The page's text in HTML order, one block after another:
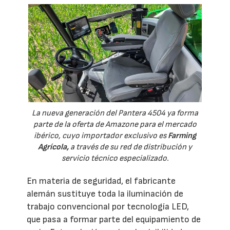
La nueva generación del Pantera 4504 ya forma
parte de la oferta de Amazone para el mercado
ibérico, cuyo importador exclusivo esFarming
Agrícola, a través de su red de distribución y
servicio técnico especializado.
En materia de seguridad, el fabricante
alemán sustituye toda la iluminación de
trabajo convencional por tecnología LED,
que pasa a formar parte del equipamiento de